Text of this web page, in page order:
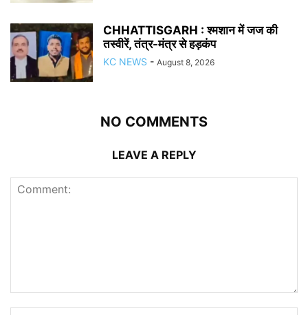
CHHATTISGARH : श्मशान में जज की
तस्वीरें, तंत्र-मंत्र से हड़कंप
KC NEWS - August 8, 2026
NO COMMENTS
LEAVE A REPLY